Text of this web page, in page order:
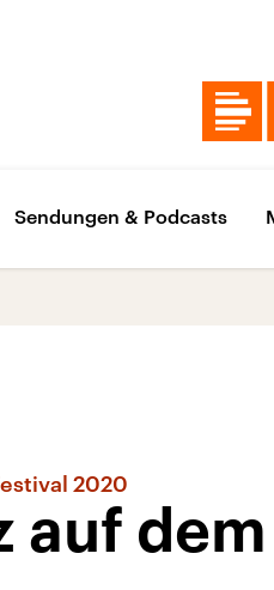
Sendungen & Podcasts
2020
auf